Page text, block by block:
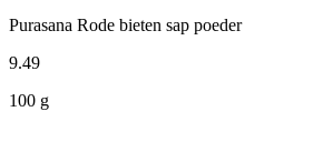
Purasana Rode bieten sap poeder
9.49
100 g